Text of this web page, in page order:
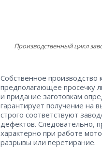
Производственный цикл
Собственное производство
предполагающее просечку
и придание заготовкам
гарантирует получение на
строго соответствуют
дефектов. Следовательно,
характерно при работе
разрывы или перетирание.